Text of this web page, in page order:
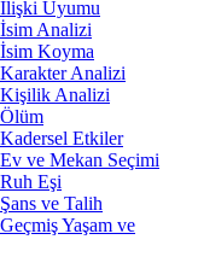
Uyumu
Analizi
Koyma
Analizi
Kişilik Analizi
Etkiler
ve Mekan Seçimi
Eşi
ve Talih
Yaşam ve